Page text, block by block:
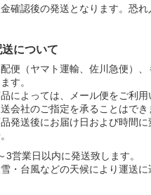
金確認後の発送となります。恐
送について
便（ヤマト運輸、佐川急便）
す。
によっては、メール便をご利
会社のご指定を承ることはでき
発送後にお届け日および時間
3営業日以内に発送致します。
・台風などの天候により運送